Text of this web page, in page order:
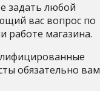
задать любой
вас вопрос по
работе магазина.
обязательно вам